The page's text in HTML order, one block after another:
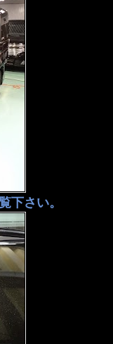
下さい。